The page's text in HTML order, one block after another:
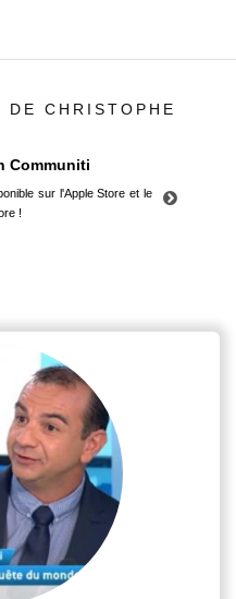
DE CHRISTOPHE
Communiti
sur l'Apple Store et le
!